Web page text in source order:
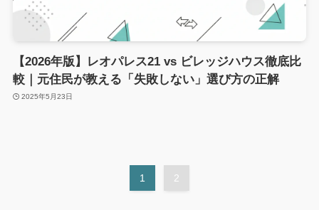
【2026年版】レオパレス21 vs ビレッジハウス徹底比
較｜元住民が教える「失敗しない」選び方の正解
2025年5月23日
1 2